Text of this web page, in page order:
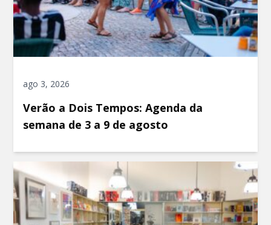
ago 3, 2026
Verão a Dois Tempos: Agenda da
semana de 3 a 9 de agosto